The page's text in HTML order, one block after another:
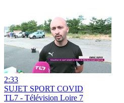
2:33
SUJET SPORT COVID
TL7 - Télévision Loire 7